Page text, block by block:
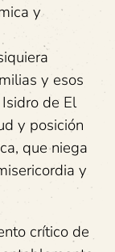
y
y esos
de El
y posición
que niega
y
crítico de